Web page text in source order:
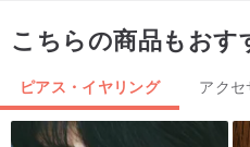
不可能なものも好む場合は、躊躇
メンテナンス方法
こちらの商品もおす
ピアス・イヤリング アク